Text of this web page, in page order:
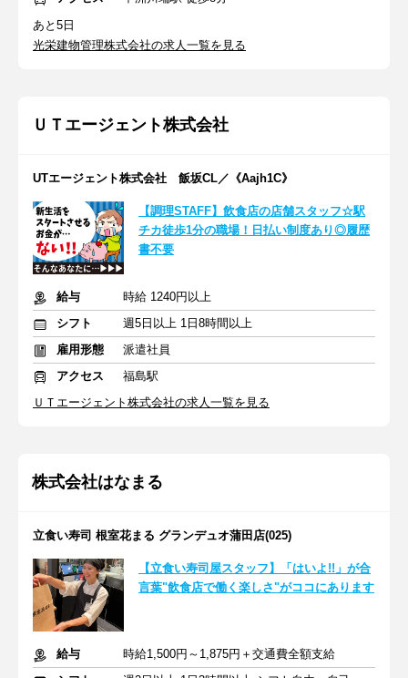
あと5日
光栄建物管理株式会社の求人一覧を見る
ＵＴエージェント株式会社
UTエージェント株式会社 飯坂CL／《Aajh1C》
【調理STAFF】飲食店の店舗スタッフ☆駅
チカ徒歩1分の職場！日払い制度あり◎履歴
書不要
給与
時給 1240円以上
シフト
週5日以上 1日8時間以上
雇用形態
派遣社員
アクセス
福島駅
ＵＴエージェント株式会社の求人一覧を見る
株式会社はなまる
立食い寿司 根室花まる グランデュオ蒲田店(025)
【立食い寿司屋スタッフ】「はいよ!!」が合
言葉"飲食店で働く楽しさ"がココにあります
給与
時給1,500円～1,875円＋交通費全額支給